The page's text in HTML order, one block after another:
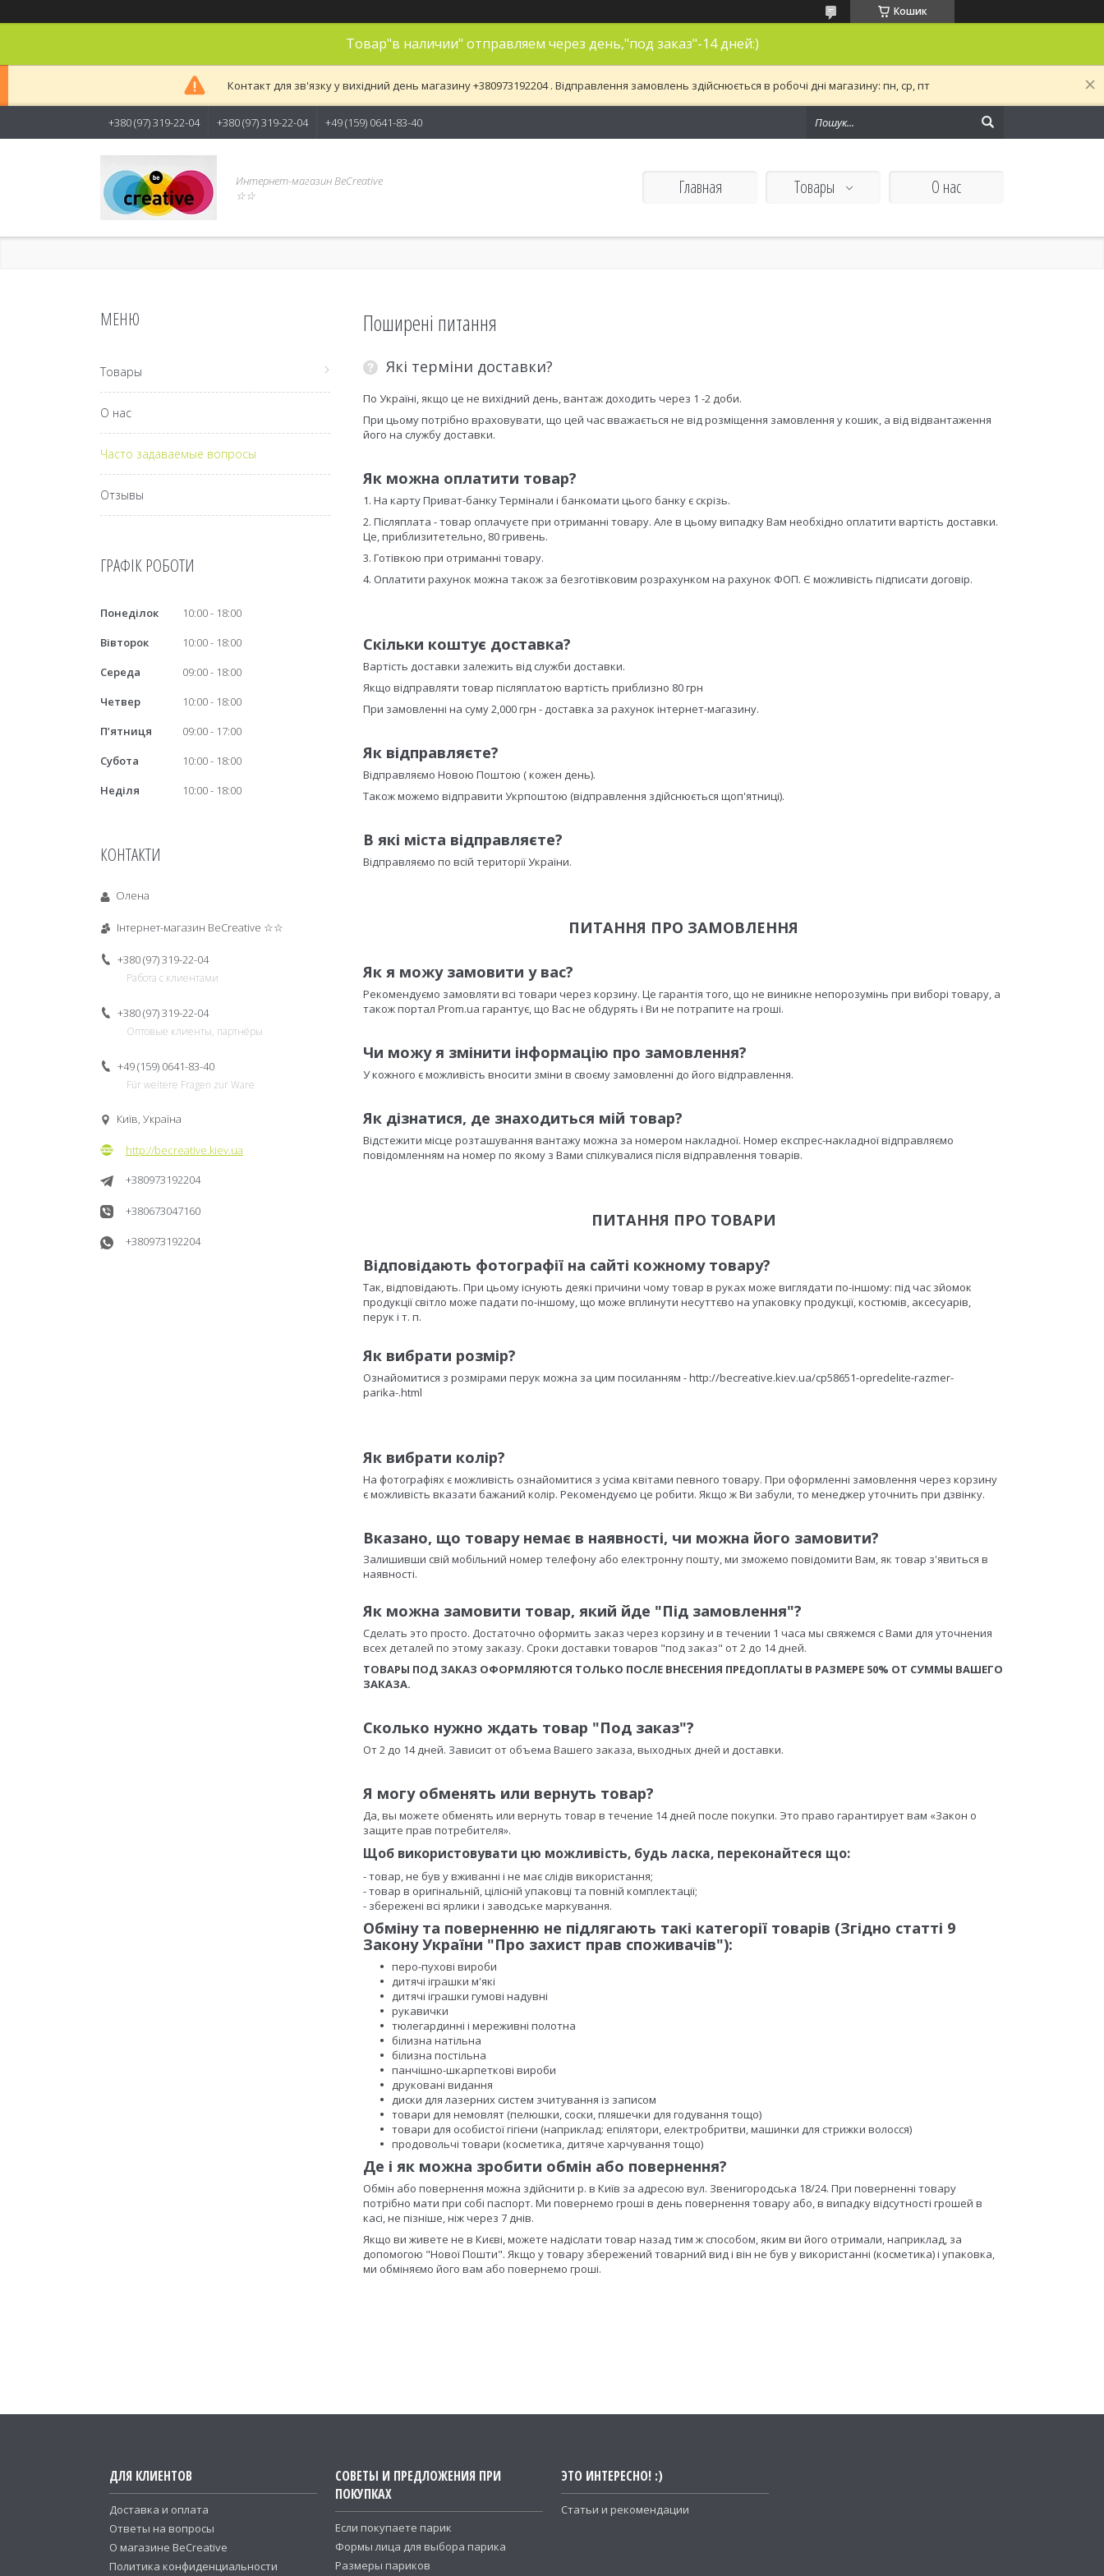
Кошик
Товар"в наличии" отправляем через день,"под заказ"-14 дней:)
Контакт для зв'язку у вихідний день магазину +380973192204 . Відправлення замовлень здійснюється в робочі дні магазину: пн, ср, пт
+380 (97) 319-22-04 +380 (97) 319-22-04 +49 (159) 0641-83-40
Интернет-магазин BeCreative
☆☆
Главная Товары О нас
Поширені питання
Які терміни доставки?
По Україні, якщо це не вихідний день, вантаж доходить через 1 -2 доби.
При цьому потрібно враховувати, що цей час вважається не від розміщення замовлення у кошик, а від відвантаження
його на службу доставки.
Як можна оплатити товар?
1. На карту Приват-банку Термінали і банкомати цього банку є скрізь.
2. Післяплата - товар оплачуєте при отриманні товару. Але в цьому випадку Вам необхідно оплатити вартість доставки.
Це, приблизитетельно, 80 гривень.
3. Готівкою при отриманні товару.
4. Оплатити рахунок можна також за безготівковим розрахунком на рахунок ФОП. Є можливість підписати договір.
Скільки коштує доставка?
Вартість доставки залежить від служби доставки.
Якщо відправляти товар післяплатою вартість приблизно 80 грн
При замовленні на суму 2,000 грн - доставка за рахунок інтернет-магазину.
Як відправляєте?
Відправляємо Новою Поштою ( кожен день).
Також можемо відправити Укрпоштою (відправлення здійснюється щоп'ятниці).
В які міста відправляєте?
Відправляємо по всій території України.
ПИТАННЯ ПРО ЗАМОВЛЕННЯ
Як я можу замовити у вас?
Рекомендуємо замовляти всі товари через корзину. Це гарантія того, що не виникне непорозумінь при виборі товару, а
також портал Prom.ua гарантує, що Вас не обдурять і Ви не потрапите на гроші.
Чи можу я змінити інформацію про замовлення?
У кожного є можливість вносити зміни в своєму замовленні до його відправлення.
Як дізнатися, де знаходиться мій товар?
Відстежити місце розташування вантажу можна за номером накладної. Номер експрес-накладної відправляємо
повідомленням на номер по якому з Вами спілкувалися після відправлення товарів.
ПИТАННЯ ПРО ТОВАРИ
Відповідають фотографії на сайті кожному товару?
Так, відповідають. При цьому існують деякі причини чому товар в руках може виглядати по-іншому: під час зйомок
продукції світло може падати по-іншому, що може вплинути несуттєво на упаковку продукції, костюмів, аксесуарів,
перук і т. п.
Як вибрати розмір?
Ознайомитися з розмірами перук можна за цим посиланням - http://becreative.kiev.ua/cp58651-opredelite-razmer-
parika-.html
Як вибрати колір?
На фотографіях є можливість ознайомитися з усіма квітами певного товару. При оформленні замовлення через корзину
є можливість вказати бажаний колір. Рекомендуємо це робити. Якщо ж Ви забули, то менеджер уточнить при дзвінку.
Вказано, що товару немає в наявності, чи можна його замовити?
Залишивши свій мобільний номер телефону або електронну пошту, ми зможемо повідомити Вам, як товар з'явиться в
наявності.
Як можна замовити товар, який йде "Під замовлення"?
Сделать это просто. Достаточно оформить заказ через корзину и в течении 1 часа мы свяжемся с Вами для уточнения
всех деталей по этому заказу. Сроки доставки товаров "под заказ" от 2 до 14 дней.
ТОВАРЫ ПОД ЗАКАЗ ОФОРМЛЯЮТСЯ ТОЛЬКО ПОСЛЕ ВНЕСЕНИЯ ПРЕДОПЛАТЫ В РАЗМЕРЕ 50% ОТ СУММЫ ВАШЕГО
ЗАКАЗА.
Сколько нужно ждать товар "Под заказ"?
От 2 до 14 дней. Зависит от объема Вашего заказа, выходных дней и доставки.
Я могу обменять или вернуть товар?
Да, вы можете обменять или вернуть товар в течение 14 дней после покупки. Это право гарантирует вам «Закон о
защите прав потребителя».
Щоб використовувати цю можливість, будь ласка, переконайтеся що:
- товар, не був у вживанні і не має слідів використання;
- товар в оригінальній, цілісній упаковці та повній комплектації;
- збережені всі ярлики і заводське маркування.
Обміну та поверненню не підлягають такі категорії товарів (Згідно статті 9
Закону України "Про захист прав споживачів"):
перо-пухові вироби
дитячі іграшки м'які
дитячі іграшки гумові надувні
рукавички
тюлегардинні і мереживні полотна
білизна натільна
білизна постільна
панчішно-шкарпеткові вироби
друковані видання
диски для лазерних систем зчитування із записом
товари для немовлят (пелюшки, соски, пляшечки для годування тощо)
товари для особистої гігієни (наприклад: епілятори, електробритви, машинки для стрижки волосся)
продовольчі товари (косметика, дитяче харчування тощо)
Де і як можна зробити обмін або повернення?
Обмін або повернення можна здійснити р. в Київ за адресою вул. Звенигородська 18/24. При поверненні товару
потрібно мати при собі паспорт. Ми повернемо гроші в день повернення товару або, в випадку відсутності грошей в
касі, не пізніше, ніж через 7 днів.
Якщо ви живете не в Києві, можете надіслати товар назад тим ж способом, яким ви його отримали, наприклад, за
допомогою "Нової Пошти". Якщо у товару збережений товарний вид і він не був у використанні (косметика) і упаковка,
ми обміняємо його вам або повернемо гроші.
Товары
О нас
Часто задаваемые вопросы
Отзывы
ГРАФІК РОБОТИ
Понеділок 10:00
18:00
Вівторок
10:00
18:00
Середа
09:00
18:00
Четвер
10:00
18:00
Пʼятниця
09:00
17:00
Субота
10:00
18:00
Неділя
10:00 18:00
КОНТАКТИ
Олена
Інтернет-магазин BeCreative ☆☆
+380 (97) 319-22-04
Работа с клиентами
+380 (97) 319-22-04
Оптовые клиенты, партнёры
+49 (159) 0641-83-40
Für weitere Fragen zur Ware
Київ, Україна
http://becreative.kiev.ua
+380973192204
+380673047160
+380973192204
ДЛЯ КЛИЕНТОВ
Доставка и оплата
Ответы на вопросы
О магазине BeCreative
Политика конфиденциальности
СОВЕТЫ И ПРЕДЛОЖЕНИЯ ПРИ
ПОКУПКАХ
Если покупаете парик
Формы лица для выбора парика
Размеры париков
ЭТО ИНТЕРЕСНО! :)
Статьи и рекомендации